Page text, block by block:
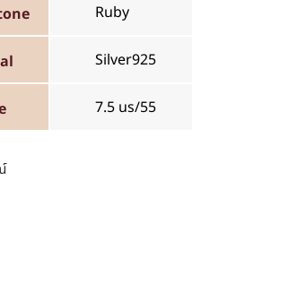
Ruby
Silver925
7.5 us/55